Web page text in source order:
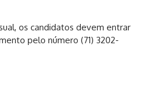
os candidatos devem entrar
pelo número (71) 3202-